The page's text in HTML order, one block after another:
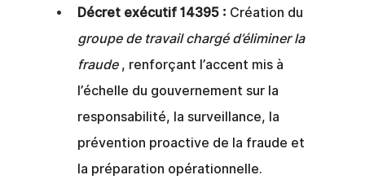
Décret exécutif 14395 : Création du
groupe de travail chargé d’éliminer la
fraude , renforçant l’accent mis à
l’échelle du gouvernement sur la
responsabilité, la surveillance, la
prévention proactive de la fraude et
la préparation opérationnelle.